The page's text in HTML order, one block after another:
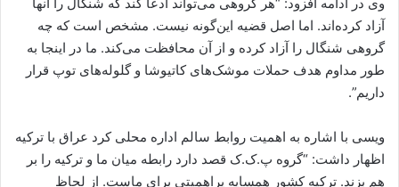
آزاد کرده‌اند. اما اصل قضیه این‌گونه نیست. مشخص است که چه
گروهی شنگال را آزاد کرده و از آن محافظت می‌کند. ما در اینجا به
طور مداوم هدف حملات موشک‌های کاتیوشا و گلوله‌های توپ قرار
داریم”.
ویسی با اشاره به اهمیت روابط سالم اداره محلی کرد عراق با ترکیه
اظهار داشت: “گروه پ.ک.ک قصد دارد رابطه میان ما و ترکیه را بر
هم بزند. ترکیه کشور همسایه پراهمیتی برای ماست. از لحاظ